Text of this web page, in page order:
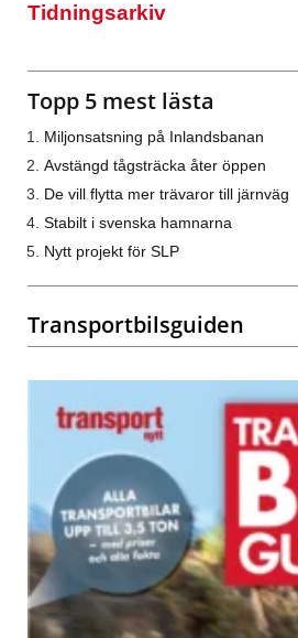
Tidningsarkiv
Topp 5 mest lästa
Miljonsatsning på Inlandsbanan
Avstängd tågsträcka åter öppen
De vill flytta mer trävaror till järnväg
Stabilt i svenska hamnarna
Nytt projekt för SLP
Transportbilsguiden